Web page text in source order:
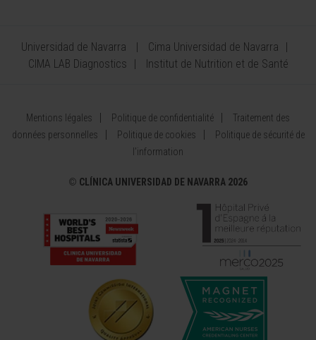
Universidad de Navarra
Cima Universidad de Navarra
CIMA LAB Diagnostics
Institut de Nutrition et de Santé
Mentions légales Politique de confidentialité
Traitement des
données personnelles
Politique de cookies
Politique de sécurité de
l’information
© CLÍNICA UNIVERSIDAD DE NAVARRA 2026